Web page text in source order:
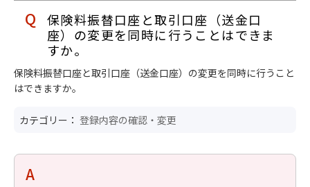
保険料振替口座と取引口座（送金口
座）の変更を同時に行うことはできま
すか。
保険料振替口座と取引口座（送金口座）の変更を同時に行うこと
はできますか。
カテゴリー： 登録内容の確認・変更